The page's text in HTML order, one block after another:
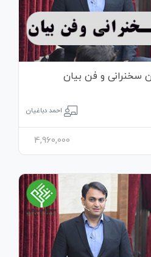
سخنرانی و فن بیان
احمد دباغیان
4,960,000